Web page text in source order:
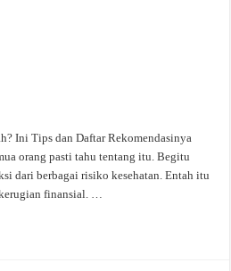
Ini Tips dan Daftar Rekomendasinya
orang pasti tahu tentang itu. Begitu
dari berbagai risiko kesehatan. Entah itu
finansial. …